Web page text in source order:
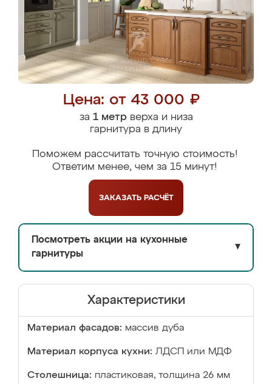
Цена: от 43 000 ₽
за 1 метрверха и низа
гарнитура в длину
Поможем рассчитать точную стоимость!
Ответим менее, чем за 15 минут!
ЗАКАЗАТЬ РАСЧЁТ
Посмотреть акции на кухонные
гарнитуры
▼
Характеристики
Материал фасадов: массив дуба
Материал корпуса кухни: ЛДСП или МДФ
Столешница: пластиковая, толщина 26 мм